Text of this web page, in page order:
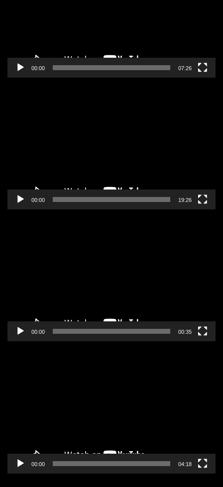
00:00 07:26
00:00 19:26
00:00 00:35
00:00 04:18